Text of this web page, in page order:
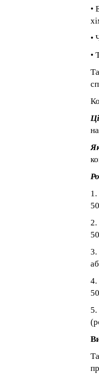
•
•
•
2.
3.
4.